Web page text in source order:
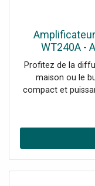
WT240A -
Profitez de la
maison ou le
compact et
système
l'amplificateur
de la technologie.
de la fonction